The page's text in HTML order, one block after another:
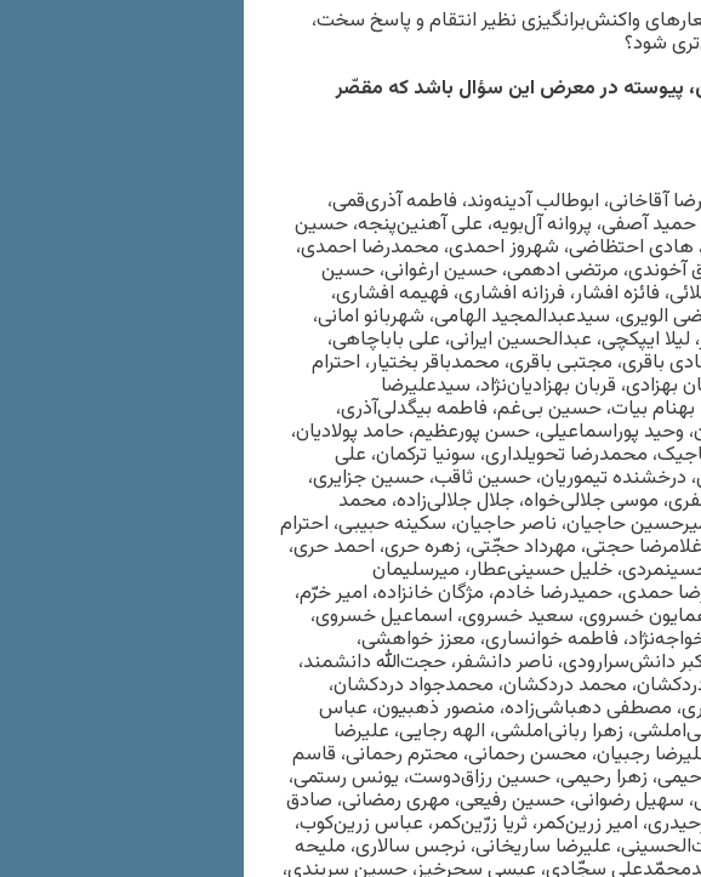
واکنش‌برانگیزی نظیر انتقام و پاسخ سخت،
شود؟
پیوسته در معرض این سؤال باشد که مقصّر
آقاخانی، ابوطالب آدینه‌وند، فاطمه آذری‌قمی،
حمید آصفی، پروانه آل‌بویه، علی آهنین‌پنجه، حسین
، هادی احتظاضی، شهروز احمدی، محمدرضا احمدی،
مرتضی ادهمی، حسین ارغوانی، حسین
فائزه افشار، فرزانه افشاری، فهیمه افشاری،
الویری، سیدعبدالمجید الهامی، شهربانو امانی،
ایپکچی، عبدالحسین ایرانی، علی باباچاهی،
باقری، مجتبی باقری، محمدباقر بختیار، احترام
قربان بهزادیان‌نژاد، سیدعلیرضا
بیات، حسین بی‌غم، فاطمه بیگدلی‌آذری،
پوراسماعیلی، حسن پورعظیم، حامد پولادیان،
محمدرضا تحویلداری، سونیا ترکمان، علی
درخشنده تیموریان، حسین ثاقب، حسین جزایری،
موسی جلالی‌خواه، جلال جلالی‌زاده، محمد
حاجیان، ناصر حاجیان، سکینه حبیبی، احترام
حجتی، مهرداد حجّتی، زهره حری، احمد حری،
خلیل حسینی‌عطار، میرسلیمان
حمدی، حمیدرضا خادم، مژگان خانزاده، امیر خرّم‌،
خسروی، سعید خسروی، اسماعیل خسروی،
فاطمه خوانساری، معزز خواهشی،
ناصر دانشفر، حجت‌الله دانشمند،
محمد دردکشان، محمدجواد دردکشان،
مصطفی دهباشی‌زاده، منصور ذهبیون، عباس
زهرا ربانی‌املشی، الهه رجایی، علیرضا
رجبیان، محسن رحمانی، محترم رحمانی، قاسم
رحیمی، زهرا رحیمی، حسین رزاق‌دوست، یونس رستمی،
سهیل رضوانی، حسین رفیعی، مهری رمضانی، صادق
امیر زرین‌کمر، ثریا زرّین‌کمر، عباس زرین‌کوب،
علیرضا ساریخانی، نرجس سالاری، ملیحه
سجّادی، عیسی سحرخیز، حسین سربندی،